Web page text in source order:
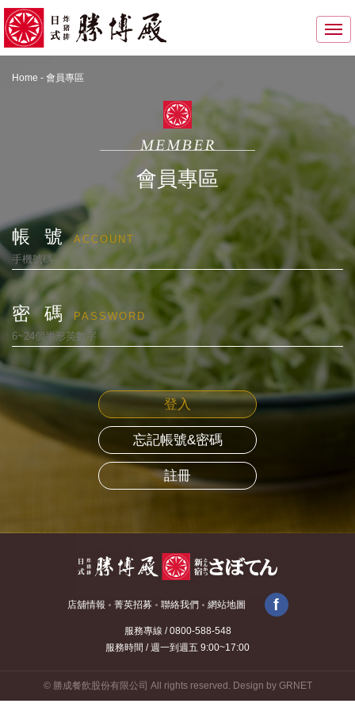
Home - 會員專區
會員專區
帳 號 ACCOUNT
密 碼 PASSWORD
登入
忘記帳號&密碼
註冊
店舖情報 菁英招募 聯絡我們 網站地圖 f
服務專線 / 0800-588-548
服務時間 / 週一到週五 9:00~17:00
© 勝成餐飲股份有限公司 All rights reserved. Design by GRNET